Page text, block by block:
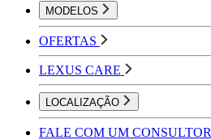
MODELOS
OFERTAS
LEXUS CARE
LOCALIZAÇÃO
FALE COM UM CONSULTOR